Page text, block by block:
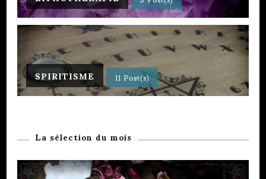
SPIRITISME 11 Post(s)
La sélection du mois